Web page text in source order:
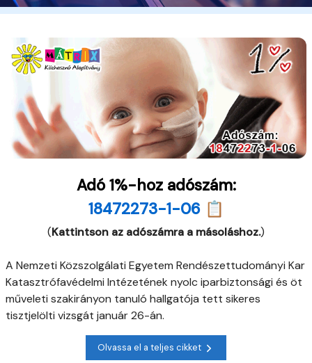
Adó 1%-hoz adószám:
18472273-1-06 📋
(Kattintson az adószámra a másoláshoz.)
A Nemzeti Közszolgálati Egyetem Rendészettudományi Kar
Katasztrófavédelmi Intézetének nyolc iparbiztonsági és öt
műveleti szakirányon tanuló hallgatója tett sikeres
tisztjelölti vizsgát január 26-án.
Olvassa el a teljes cikket